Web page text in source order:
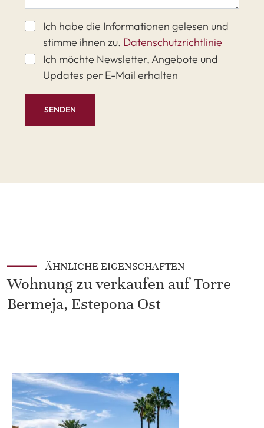
Ich habe die Informationen gelesen und
stimme ihnen zu. Datenschutzrichtlinie
Ich möchte Newsletter, Angebote und
Updates per E-Mail erhalten
SENDEN
ÄHNLICHE EIGENSCHAFTEN
Wohnung zu verkaufen auf Torre
Bermeja, Estepona Ost